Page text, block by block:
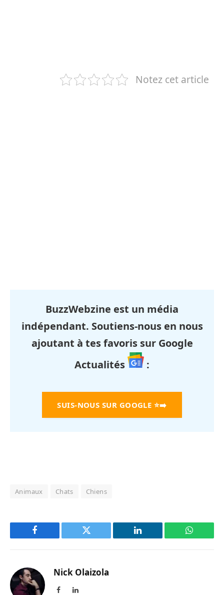
Notez cet article
BuzzWebzine est un média
indépendant. Soutiens-nous en nous
ajoutant à tes favoris sur Google
Actualités
:
SUIS-NOUS SUR GOOGLE ⭐➡️
Animaux Chats Chiens
Facebook Twitter LinkedIn
Nick Olaizola
FacebookLinkedIn